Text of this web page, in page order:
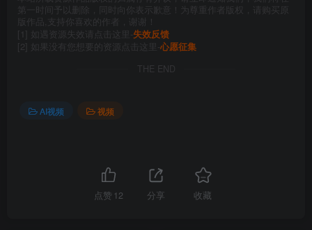
第一时间予以删除，同时向你表示歉意！为尊重作者版权，请购买原
版作品,支持你喜欢的作者，谢谢！
[1] 如遇资源失效请点击这里-失效反馈
[2] 如果没有您想要的资源点击这里-心愿征集
THE END
AI视频 视频
点赞 12 分享 收藏